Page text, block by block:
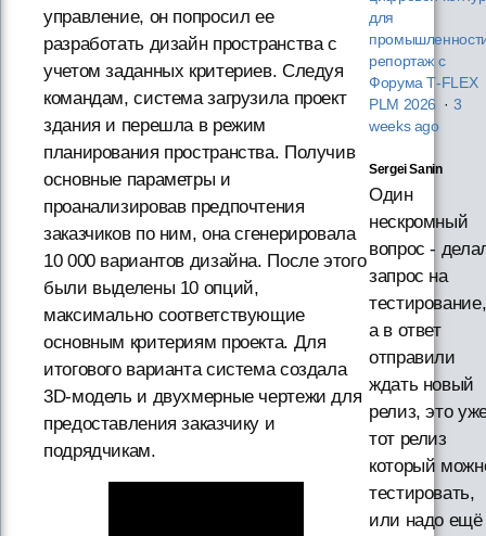
управление, он попросил ее
разработать дизайн пространства с
учетом заданных критериев. Следуя
командам, система загрузила проект
здания и перешла в режим
планирования пространства. Получив
основные параметры и
проанализировав предпочтения
заказчиков по ним, она сгенерировала
10 000 вариантов дизайна. После этого
были выделены 10 опций,
максимально соответствующие
основным критериям проекта. Для
итогового варианта система создала
3D-модель и двухмерные чертежи для
предоставления заказчику и
подрядчикам.
для
репортаж с
Форума T‑FLEX
PLM 2026 · 3
weeks ago
Sergei Sanin
Один
нескромный
вопрос -
запрос на
тестирование,
а в ответ
отправили
ждать новый
релиз, это
тот релиз
который
тестировать,
или надо ещё